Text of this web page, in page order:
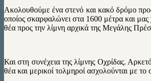
Ακολουθούμε ένα στενό και κακό δρόμο
οποίος σκαρφαλώνει στα 1600 μέτρα και μας
θέα προς την λίμνη αρχικά της Μεγάλης
Και στη συνέχεια της λίμνης Οχρίδας.
θέα και μερικοί τολμηροί ασχολούνται με